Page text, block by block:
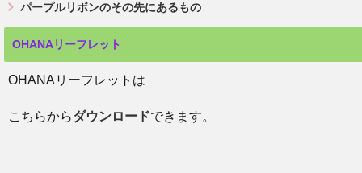
パープルリボンのその先にあるもの
OHANAリーフレット
OHANAリーフレットは
こちらからダウンロードできます。